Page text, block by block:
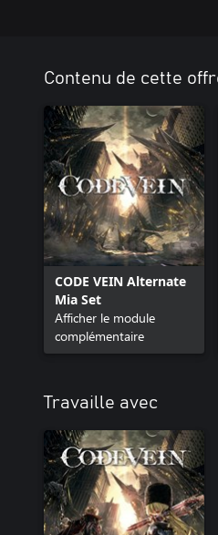
Contenu de cette
CODE VEIN Alternate
Mia Set
Afficher le module
complémentaire
Travaille avec